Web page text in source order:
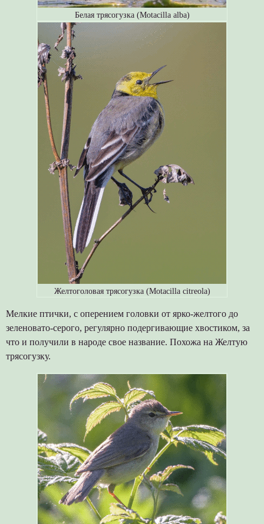
Белая трясогузка (Motacilla alba)
Желтоголовая трясогузка (Motacilla citreola)
Мелкие птички, с оперением головки от ярко-желтого до
зеленовато-серого, регулярно подергивающие хвостиком, за
что и получили в народе свое название. Похожа на Желтую
трясогузку.